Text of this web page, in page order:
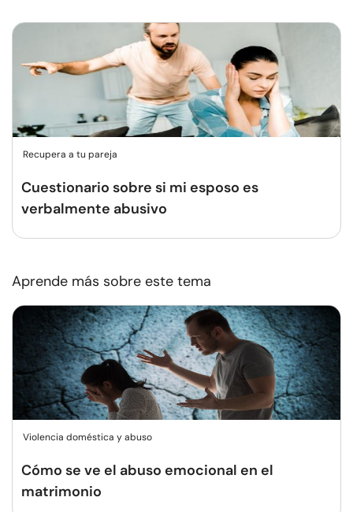
Recupera a tu pareja
Cuestionario sobre si mi esposo es
verbalmente abusivo
Aprende más sobre este tema
Violencia doméstica y abuso
Cómo se ve el abuso emocional en el
matrimonio